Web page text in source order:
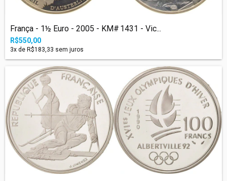
França - 1½ Euro - 2005 - KM# 1431 - Vic...
R$550,00
3x de R$183,33 sem juros